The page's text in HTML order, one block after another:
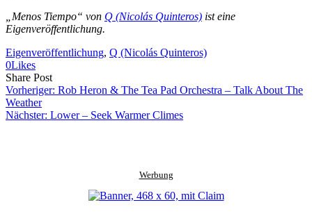
„Menos Tiempo“ von Q (Nicolás Quinteros) ist eine
Eigenveröffentlichung.
Eigenveröffentlichung, Q (Nicolás Quinteros)
0Likes
Share PostShare
on
Copy
URL
clipboard
Send
Link
eMail
Vorheriger: Rob Heron & The Tea Pad Orchestra – Talk About The
Weather
Nächster: Lower – Seek Warmer Climes
Werbung